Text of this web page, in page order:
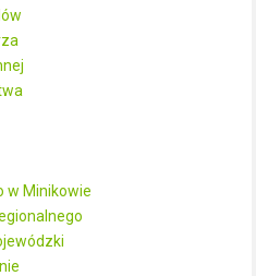
w Minikowie